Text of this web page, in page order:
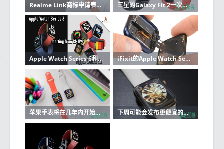
Realme Link商标申请表明可穿戴设备即将上市 三星的Galaxy Fit 2一次充电即可运行两周
Apple Watch Series 6和Watch SE发布：配S6芯片组和血氧传感器 iFixit的Apple Watch Series 6拆解发现更大容量的电池
苹果手表将在几年内开始使用MicroLED显示屏 下周可能会发布更便宜的苹果手表，有两种尺寸